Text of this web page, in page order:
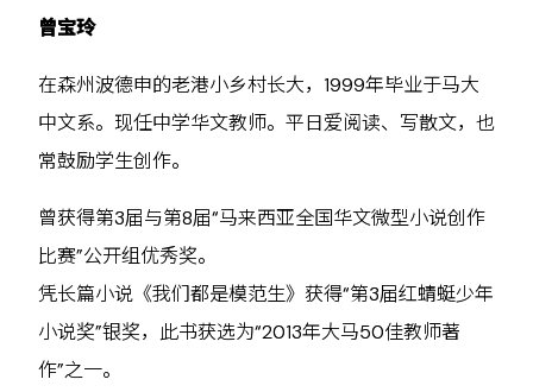
曾宝玲
在森州波德申的老港小乡村长大，1999年毕业于马大
中文系。现任中学华文教师。平日爱阅读、写散文，也
常鼓励学生创作。
曾获得第3届与第8届“马来西亚全国华文微型小说创作
比赛”公开组优秀奖。
凭长篇小说《我们都是模范生》获得“第3届红蜻蜓少年
小说奖”银奖，此书获选为“2013年大马50佳教师著
作”之一。